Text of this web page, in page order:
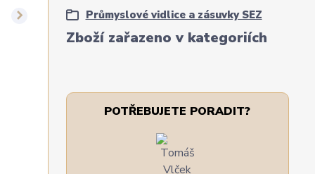
Zboží zařazeno v kategoriích
Průmyslové vidlice a zásuvky SEZ
POTŘEBUJETE PORADIT?